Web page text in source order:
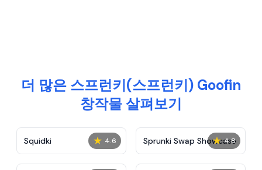
더 많은 스프런키(스프런키) Goofin
창작물 살펴보기
★ 4.6
Squidki ★ 4.8
Sprunki Swap Showcase